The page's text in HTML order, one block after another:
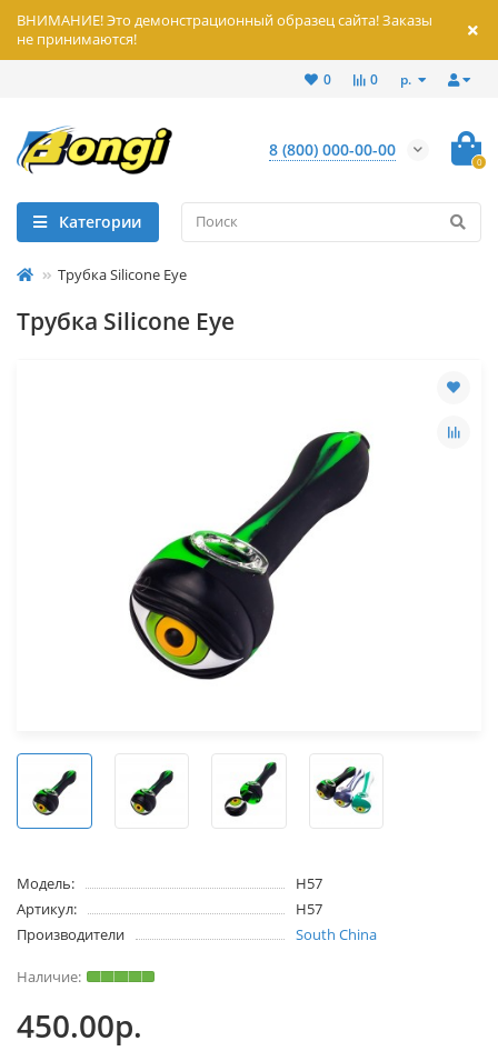
ВНИМАНИЕ! Это демонстрационный образец сайта! Заказы
не принимаются!
р.
0
0
8 (800) 000-00-00
0
Категории
Трубка Silicone Eye
Трубка Silicone Eye
Модель:
H57
Артикул:
H57
Производители
South China
450.00р.